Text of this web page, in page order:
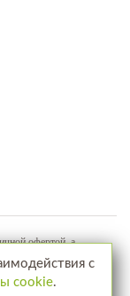
офертой, а
с
cookie.